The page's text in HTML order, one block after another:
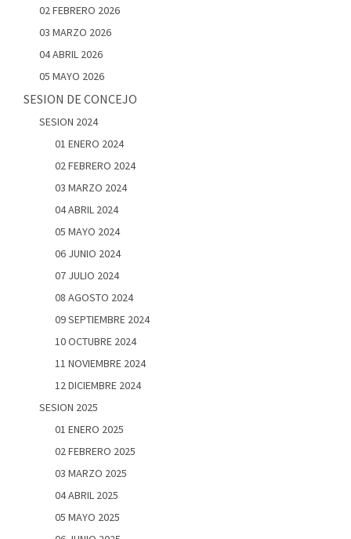
02 FEBRERO 2026
03 MARZO 2026
04 ABRIL 2026
05 MAYO 2026
SESION DE CONCEJO
SESION 2024
01 ENERO 2024
02 FEBRERO 2024
03 MARZO 2024
04 ABRIL 2024
05 MAYO 2024
06 JUNIO 2024
07 JULIO 2024
08 AGOSTO 2024
09 SEPTIEMBRE 2024
10 OCTUBRE 2024
11 NOVIEMBRE 2024
12 DICIEMBRE 2024
SESION 2025
01 ENERO 2025
02 FEBRERO 2025
03 MARZO 2025
04 ABRIL 2025
05 MAYO 2025